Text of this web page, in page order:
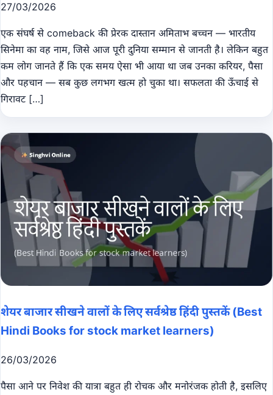
27/03/2026
एक संघर्ष से comeback की प्रेरक दास्तान अमिताभ बच्चन — भारतीय
सिनेमा का वह नाम, जिसे आज पूरी दुनिया सम्मान से जानती है। लेकिन बहुत
कम लोग जानते हैं कि एक समय ऐसा भी आया था जब उनका करियर, पैसा
और पहचान — सब कुछ लगभग खत्म हो चुका था। सफलता की ऊँचाई से
गिरावट […]
शेयर बाजार सीखने वालों के लिए सर्वश्रेष्ठ हिंदी पुस्तकें (Best
Hindi Books for stock market learners)
26/03/2026
पैसा आने पर निवेश की यात्रा बहुत ही रोचक और मनोरंजक होती है, इसलिए